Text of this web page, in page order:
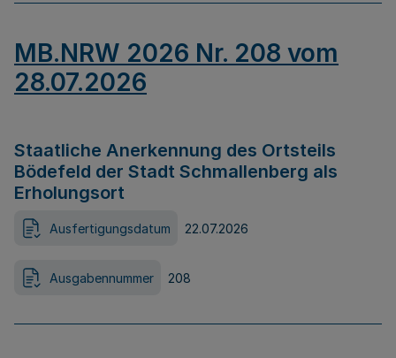
MB.NRW 2026 Nr. 208 vom
28.07.2026
Staatliche Anerkennung des Ortsteils
Bödefeld der Stadt Schmallenberg als
Erholungsort
Ausfertigungsdatum 22.07.2026
Ausgabennummer 208